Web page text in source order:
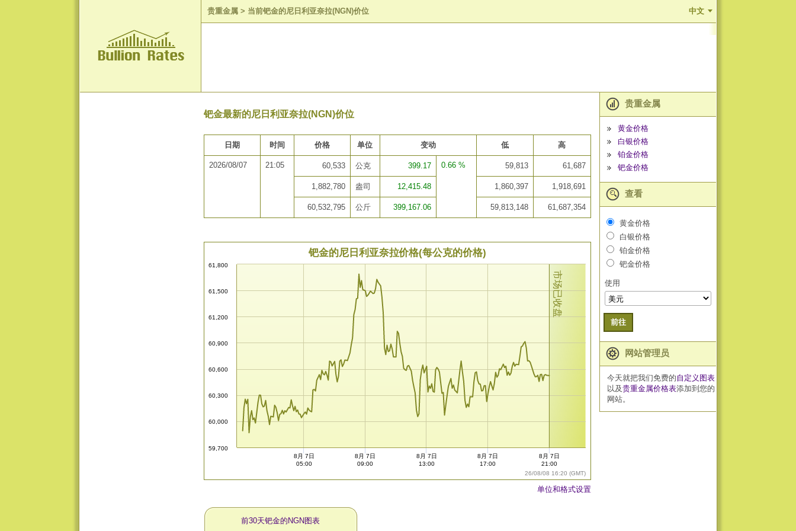
贵重金属 > 当前钯金的尼日利亚奈拉(NGN)价位 中文
钯金最新的尼日利亚奈拉(NGN)价位
日期 时间 价格 单位 变动 低 高
2026/08/07 21:05 60,533 公克 399.17 0.66 % 59,813 61,687
1,882,780 盎司 12,415.48 1,860,397 1,918,691
60,532,795 公斤 399,167.06 59,813,148 61,687,354
市场已收盘
26/08/08 16:20 (GMT)
钯金的尼日利亚奈拉价格(每公克的价格)
59,700
60,000
60,300
60,600
60,900
61,200
61,500
61,800
8月 7日
05:00
8月 7日
09:00
8月 7日
13:00
8月 7日
17:00
8月 7日
21:00
单位和格式设置
前30天钯金的NGN图表
贵重金属
黄金价格
白银价格
铂金价格
钯金价格
查看
黄金价格
白银价格
铂金价格
钯金价格
使用
前往
网站管理员
今天就把我们免费的自定义图表
以及贵重金属价格表添加到您的
网站。